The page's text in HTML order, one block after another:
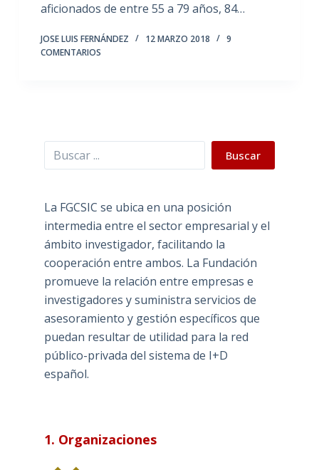
aficionados de entre 55 a 79 años, 84…
JOSE LUIS FERNÁNDEZ 12 MARZO 2018
9
COMENTARIOS
Buscar Buscar
La FGCSIC se ubica en una posición
intermedia entre el sector empresarial y el
ámbito investigador, facilitando la
cooperación entre ambos. La Fundación
promueve la relación entre empresas e
investigadores y suministra servicios de
asesoramiento y gestión específicos que
puedan resultar de utilidad para la red
público-privada del sistema de I+D
español.
1. Organizaciones